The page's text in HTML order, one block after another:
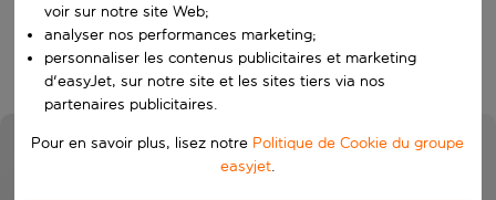
Rechercher
voir sur notre site Web;
analyser nos performances marketing;
personnaliser les contenus publicitaires et marketing
d'easyJet, sur notre site et les sites tiers via nos
partenaires publicitaires.
Pour en savoir plus, lisez notre Politique de Cookie du groupe
easyjet.